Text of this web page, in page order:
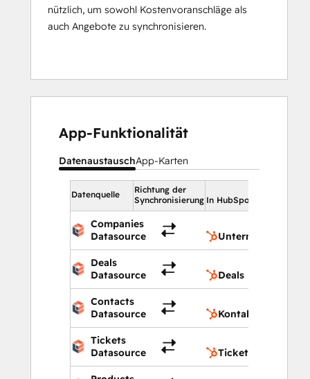
nützlich, um sowohl Kostenvoranschläge als
auch Angebote zu synchronisieren.
App-Funktionalität
DatenaustauschApp-Karten
Datenquelle
Richtung der
Synchronisierung In HubSpot
Companies
Datasource
Unternehmen
Deals
Datasource
Deals
Contacts
Datasource
Kontakte
Tickets
Datasource
Tickets